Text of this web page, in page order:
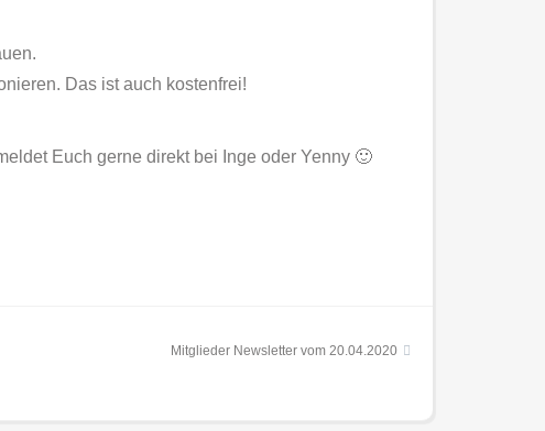
Das ist auch kostenfrei!
Euch gerne direkt bei Inge oder Yenny 🙂
Mitglieder Newsletter vom 20.04.2020